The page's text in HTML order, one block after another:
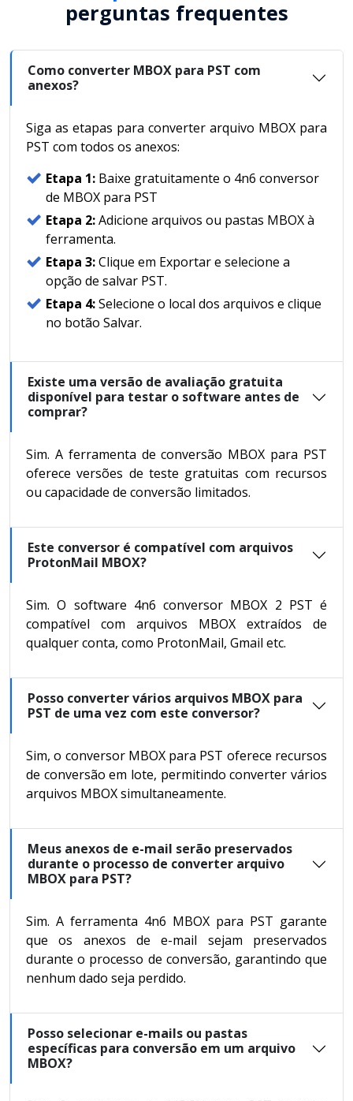
perguntas frequentes
Como converter MBOX para PST com
anexos?
Siga as etapas para converter arquivo MBOX para
PST com todos os anexos:
Etapa 1: Baixe gratuitamente o 4n6 conversor
de MBOX para PST
Etapa 2:Adicione arquivos ou pastas MBOX à
ferramenta.
Etapa 3:Clique em Exportar e selecione a
opção de salvar PST.
Etapa 4:Selecione o local dos arquivos e clique
no botão Salvar.
Existe uma versão de avaliação gratuita
disponível para testar o software antes de
comprar?
Sim. A ferramenta de conversão MBOX para PST
oferece versões de teste gratuitas com recursos
ou capacidade de conversão limitados.
Este conversor é compatível com arquivos
ProtonMail MBOX?
Sim. O software 4n6 conversor MBOX 2 PST é
compatível com arquivos MBOX extraídos de
qualquer conta, como ProtonMail, Gmail etc.
Posso converter vários arquivos MBOX para
PST de uma vez com este conversor?
Sim, o conversor MBOX para PST oferece recursos
de conversão em lote, permitindo converter vários
arquivos MBOX simultaneamente.
Meus anexos de e-mail serão preservados
durante o processo de converter arquivo
MBOX para PST?
Sim. A ferramenta 4n6 MBOX para PST garante
que os anexos de e-mail sejam preservados
durante o processo de conversão, garantindo que
nenhum dado seja perdido.
Posso selecionar e-mails ou pastas
específicas para conversão em um arquivo
MBOX?